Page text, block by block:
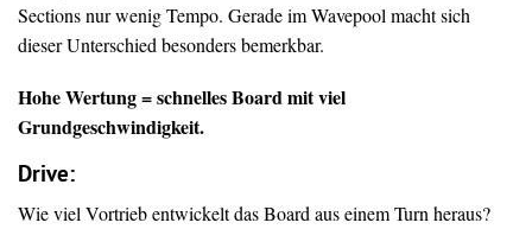
Sections nur wenig Tempo. Gerade im Wavepool macht sich
dieser Unterschied besonders bemerkbar.
Hohe Wertung = schnelles Board mit viel
Grundgeschwindigkeit.
Drive:
Wie viel Vortrieb entwickelt das Board aus einem Turn heraus?